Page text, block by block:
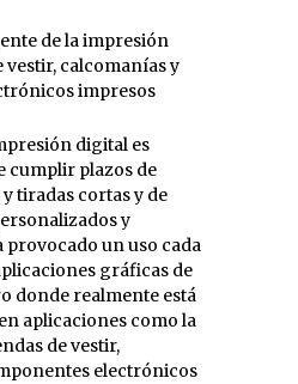
de la impresión
vestir, calcomanías y
impresos
digital es
cumplir plazos de
tiradas cortas y de
y
provocado un uso cada
gráficas de
donde realmente está
aplicaciones como la
de vestir,
electrónicos